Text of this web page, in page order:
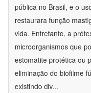
pública no Brasil, e o
restaurara função
vida. Entretanto, a
microorganismos que
estomatite protética ou
eliminação do biofilme
existindo div...